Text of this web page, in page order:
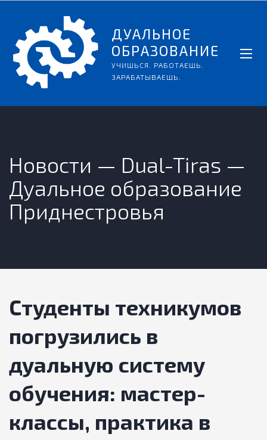
ДУАЛЬНОЕ
ОБРАЗОВАНИЕ
УЧИШЬСЯ. РАБОТАЕШЬ.
ЗАРАБАТЫВАЕШЬ.
Новости — Dual-Tiras —
Дуальное образование
Приднестровья
Студенты техникумов
погрузились в
дуальную систему
обучения: мастер-
классы, практика в